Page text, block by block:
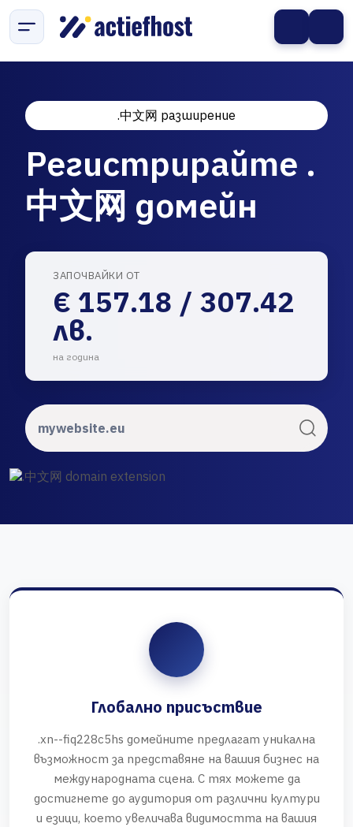
.中文网 разширение
Регистрирайте .
中文网 домейн
ЗАПОЧВАЙКИ ОТ
€ 157.18 / 307.42
лв.
на година
Глобално присъствие
.xn--fiq228c5hs домейните предлагат уникална
възможност за представяне на вашия бизнес на
международната сцена. С тях можете да
достигнете до аудитория от различни култури
и езици, което увеличава видимостта на вашия